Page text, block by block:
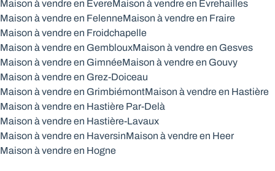
Maison à vendre en EvereMaison à vendre en Evrehailles
Maison à vendre en FelenneMaison à vendre en Fraire
Maison à vendre en Froidchapelle
Maison à vendre en GemblouxMaison à vendre en Gesves
Maison à vendre en GimnéeMaison à vendre en Gouvy
Maison à vendre en Grez-Doiceau
Maison à vendre en GrimbiémontMaison à vendre en Hastière
Maison à vendre en Hastière Par-Delà
Maison à vendre en Hastière-Lavaux
Maison à vendre en HaversinMaison à vendre en Heer
Maison à vendre en Hogne